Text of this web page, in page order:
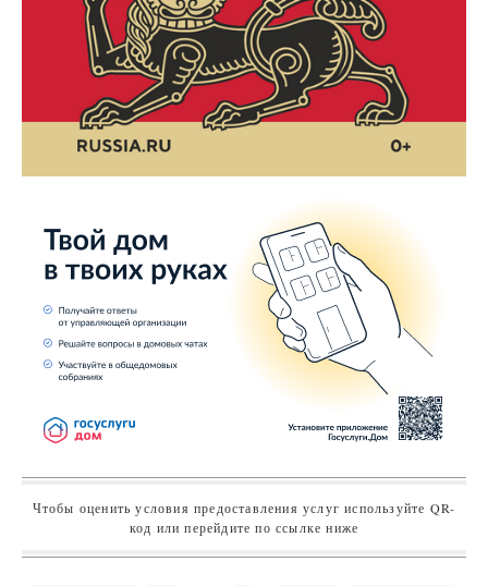
Чтобы оценить условия предоставления услуг используйте QR-
код или перейдите по ссылке ниже